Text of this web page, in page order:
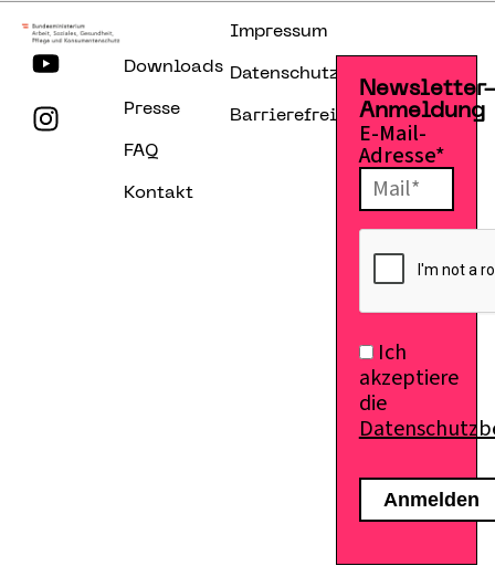
Downloads
Presse
FAQ
Kontakt
Impressum
Datenschutzerklärung
Barrierefreiheitserklärung
Anmeldung
E-Mail-
Adresse*
Ich
akzeptiere
die